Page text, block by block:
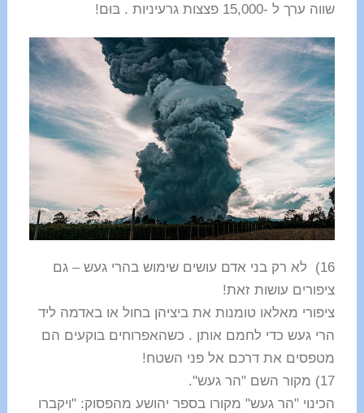
שווה ערך ל -15,000 פצצות גרעיניות . בּוּם!
16) לא רק בני אדם עושים שימוש בהרי געש – גם
ציפורים עושות זאת!
ציפורי מאלאו טומנות את ביציהן בחול או באדמה ליד
הרי געש כדי לחמם אותן . כשהאפרוחים בוקעים הם
מטפסים את דרכם אל פני השטח!
17) מקור השם "הר געש".
הכינוי "הר געש" מקורו בספר יהושע מהפסוק: "ויקברו